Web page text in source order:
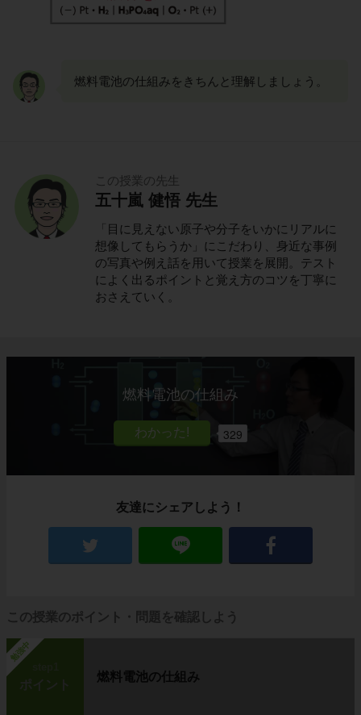
燃料電池の仕組みをきちんと理解しましょう。
この授業の先生
五十嵐 健悟 先生
「目に見えない原子や分子をいかにリアルに
想像してもらうか」にこだわり、身近な事例
の写真や例え話を用いて授業を展開。テスト
によく出るポイントと覚え方のコツを丁寧に
おさえていく。
燃料電池の仕組み
329
友達にシェアしよう！
この授業のポイント・問題を確認しよう
勉強中
ポイント
燃料電池の仕組み